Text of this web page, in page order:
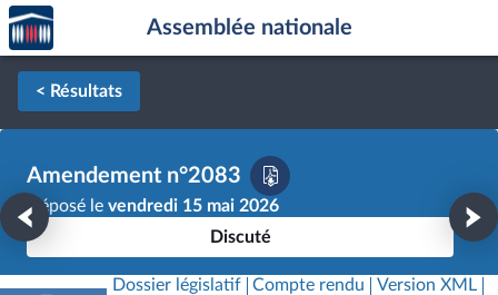
Aller au contenu
Aller en bas de la page
Accèder
à la
page
d'accueil
Assemblée nationale
< Résultats
Amendement n°2083
Déposé le vendredi 15 mai 2026
Discuté
Dossier législatif Compte rendu
Version XML